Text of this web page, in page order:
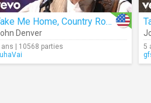
Take Me Home, Country Roads (Live)
Denver
ans | 10568 parties
5